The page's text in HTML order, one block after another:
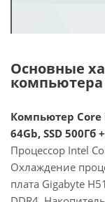
Основные
компьютера
Компьютер Core
64Gb, SSD 500Гб
Процессор Intel
Охлаждение
плата Gigabyte